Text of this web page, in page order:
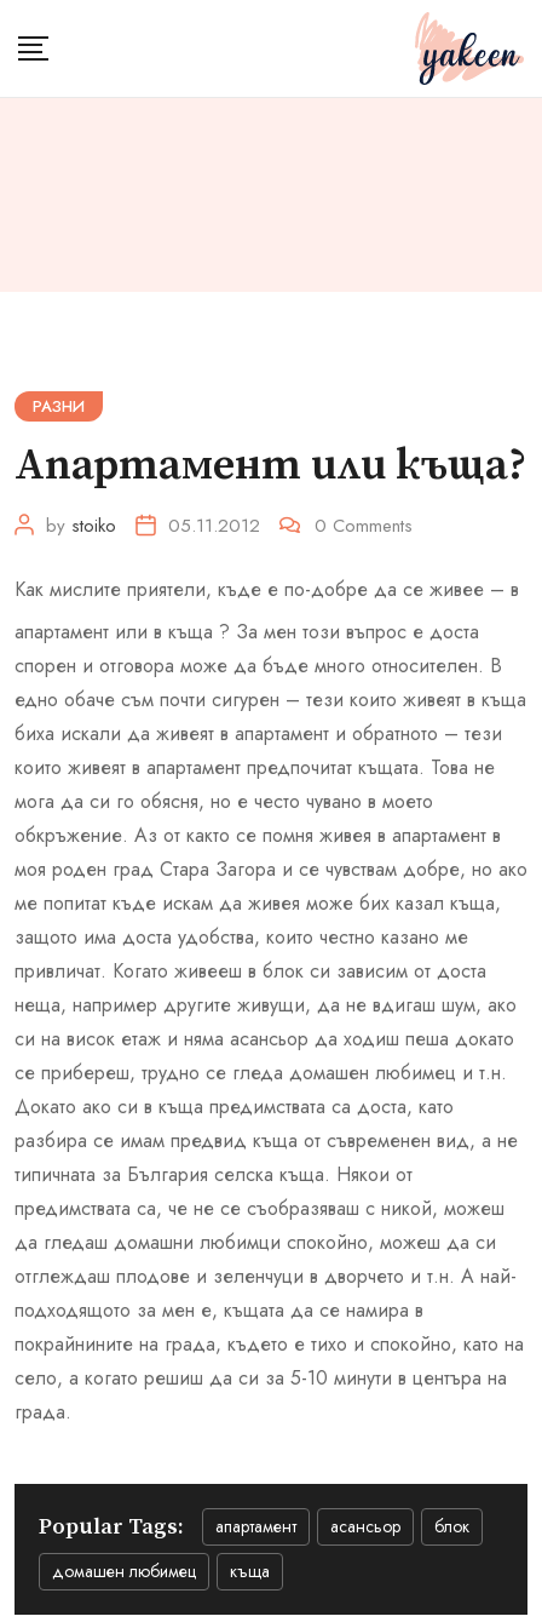
РАЗНИ
Апартамент или къща?
by stoiko 05.11.2012 0 Comments
Как мислите приятели, къде е по-добре да се живее – в
апартамент или в къща ? За мен този въпрос е доста
спорен и отговора може да бъде много относителен. В
едно обаче съм почти сигурен – тези които живеят в къща
биха искали да живеят в апартамент и обратното – тези
които живеят в апартамент предпочитат къщата. Това не
мога да си го обясня, но е често чувано в моето
обкръжение. Аз от както се помня живея в апартамент в
моя роден град Стара Загора и се чувствам добре, но ако
ме попитат къде искам да живея може бих казал къща,
защото има доста удобства, които честно казано ме
привличат. Когато живееш в блок си зависим от доста
неща, например другите живущи, да не вдигаш шум, ако
си на висок етаж и няма асансьор да ходиш пеша докато
се прибереш, трудно се гледа домашен любимец и т.н.
Докато ако си в къща предимствата са доста, като
разбира се имам предвид къща от съвременен вид, а не
типичната за България селска къща. Някои от
предимствата са, че не се съобразяваш с никой, можеш
да гледаш домашни любимци спокойно, можеш да си
отглеждаш плодове и зеленчуци в дворчето и т.н. А най-
подходящото за мен е, къщата да се намира в
покрайнините на града, където е тихо и спокойно, като на
село, а когато решиш да си за 5-10 минути в центъра на
града.
Popular Tags: апартамент асансьор
блок
домашен любимец
къща